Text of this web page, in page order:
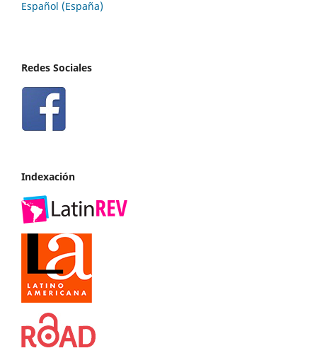
Español (España)
Redes Sociales
Indexación